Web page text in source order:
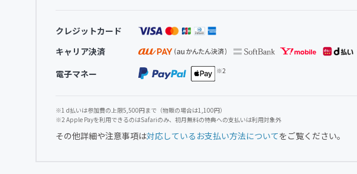
クレジットカード
キャリア決済
電子マネー
※1 d払いは参加費の上限5,500円まで（物販の場合は1,100円）
※2 Apple Payを利用できるのはSafariのみ、初月無料の特典への支払いは利用対象外
その他詳細や注意事項は対応しているお支払い方法についてをご覧ください。